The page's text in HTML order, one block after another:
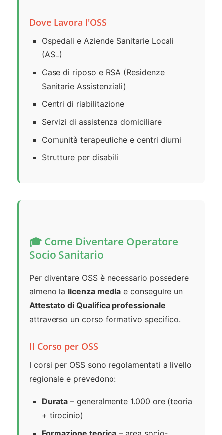
Dove Lavora l'OSS
Ospedali e Aziende Sanitarie Locali
(ASL)
Case di riposo e RSA (Residenze
Sanitarie Assistenziali)
Centri di riabilitazione
Servizi di assistenza domiciliare
Comunità terapeutiche e centri diurni
Strutture per disabili
🎓 Come Diventare Operatore
Socio Sanitario
Per diventare OSS è necessario possedere
almeno la licenza media e conseguire un
Attestato di Qualifica professionale
attraverso un corso formativo specifico.
Il Corso per OSS
I corsi per OSS sono regolamentati a livello
regionale e prevedono:
Durata – generalmente 1.000 ore (teoria
+ tirocinio)